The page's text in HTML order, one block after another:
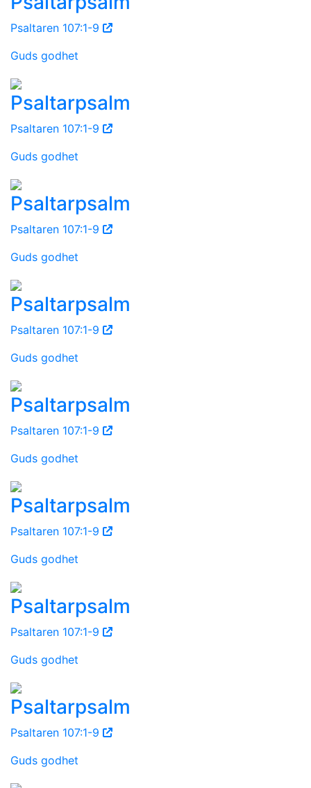
Psaltaren 107:1-9
Guds godhet
Psaltarpsalm
Psaltaren 107:1-9
Guds godhet
Psaltarpsalm
Psaltaren 107:1-9
Guds godhet
Psaltarpsalm
Psaltaren 107:1-9
Guds godhet
Psaltarpsalm
Psaltaren 107:1-9
Guds godhet
Psaltarpsalm
Psaltaren 107:1-9
Guds godhet
Psaltarpsalm
Psaltaren 107:1-9
Guds godhet
Psaltarpsalm
Psaltaren 107:1-9
Guds godhet